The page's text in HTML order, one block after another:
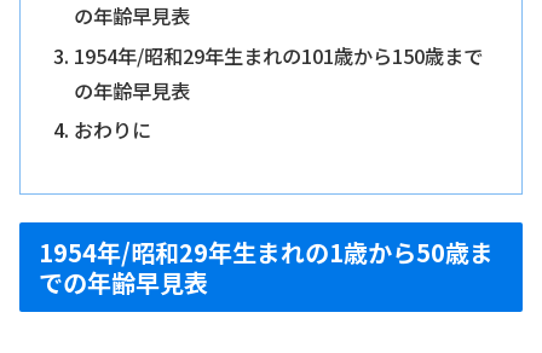
の年齢早見表
1954年/昭和29年生まれの101歳から150歳まで
の年齢早見表
おわりに
1954年/昭和29年生まれの1歳から50歳ま
での年齢早見表